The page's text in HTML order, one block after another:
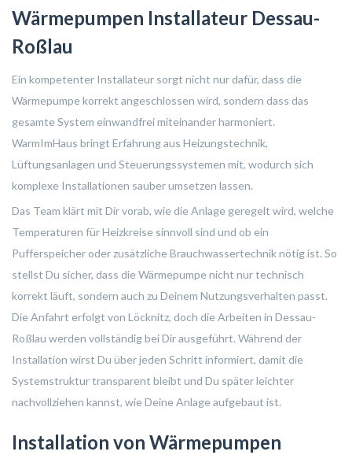
Wärmepumpen Installateur Dessau-
Roßlau
Ein kompetenter Installateur sorgt nicht nur dafür, dass die
Wärmepumpe korrekt angeschlossen wird, sondern dass das
gesamte System einwandfrei miteinander harmoniert.
WarmImHaus bringt Erfahrung aus Heizungstechnik,
Lüftungsanlagen und Steuerungssystemen mit, wodurch sich
komplexe Installationen sauber umsetzen lassen.
Das Team klärt mit Dir vorab, wie die Anlage geregelt wird, welche
Temperaturen für Heizkreise sinnvoll sind und ob ein
Pufferspeicher oder zusätzliche Brauchwassertechnik nötig ist. So
stellst Du sicher, dass die Wärmepumpe nicht nur technisch
korrekt läuft, sondern auch zu Deinem Nutzungsverhalten passt.
Die Anfahrt erfolgt von Löcknitz, doch die Arbeiten in Dessau-
Roßlau werden vollständig bei Dir ausgeführt. Während der
Installation wirst Du über jeden Schritt informiert, damit die
Systemstruktur transparent bleibt und Du später leichter
nachvollziehen kannst, wie Deine Anlage aufgebaut ist.
Installation von Wärmepumpen